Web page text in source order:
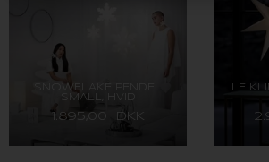
SNOWFLAKE PENDEL
SMALL, HVID
1.895,00 DKK
LE